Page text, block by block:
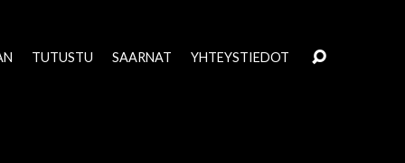
TUTUSTU SAARNAT YHTEYSTIEDOT